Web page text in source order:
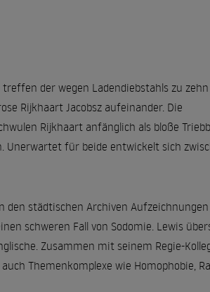
der wegen Ladendiebstahls zu
Rijkhaart Jacobsz aufeinander. Die
Rijkhaart anfänglich als bloße
Unerwartet für beide entwickelt sich
den städtischen Archiven
schweren Fall von Sodomie. Lewis
Zusammen mit seinem Regie-
Themenkomplexe wie Homophobie,